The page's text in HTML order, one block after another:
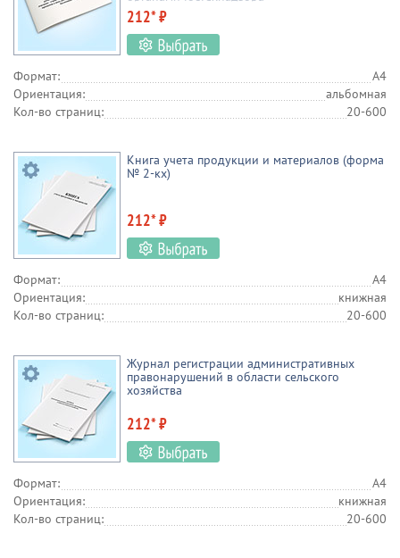
212* ₽
Формат:
А4
Ориентация:
альбомная
Кол-во страниц:
20-600
Книга учета продукции и материалов (форма
№ 2-кх)
212* ₽
Формат:
А4
Ориентация:
книжная
Кол-во страниц:
20-600
Журнал регистрации административных
правонарушений в области сельского
хозяйства
212* ₽
Формат:
А4
Ориентация:
книжная
Кол-во страниц:
20-600